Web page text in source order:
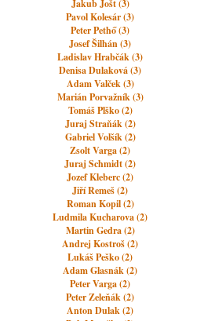
Jakub Jošt (3)
Pavol Kolesár (3)
Peter Pethő (3)
Josef Šilhán (3)
Ladislav Hrabčák (3)
Denisa Dulaková (3)
Adam Valček (3)
Marián Porvažník (3)
Tomáš Plško (2)
Juraj Straňák (2)
Gabriel Volšík (2)
Zsolt Varga (2)
Juraj Schmidt (2)
Jozef Kleberc (2)
Jiří Remeš (2)
Roman Kopil (2)
Ludmila Kucharova (2)
Martin Gedra (2)
Andrej Kostroš (2)
Lukáš Peško (2)
Adam Glasnák (2)
Peter Varga (2)
Peter Zeleňák (2)
Anton Dulak (2)